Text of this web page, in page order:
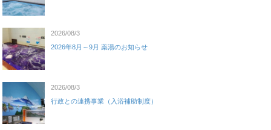
2026/08/3
2026年8月～9月 薬湯のお知らせ
2026/08/3
行政との連携事業（入浴補助制度）